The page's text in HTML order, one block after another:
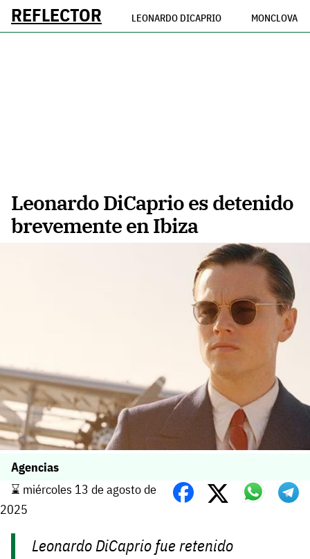
REFLECTOR LEONARDO DICAPRIO MONCLOVA
Leonardo DiCaprio es detenido
brevemente en Ibiza
Agencias
⌛️ miércoles 13 de agosto de
2025
Leonardo DiCaprio fue retenido